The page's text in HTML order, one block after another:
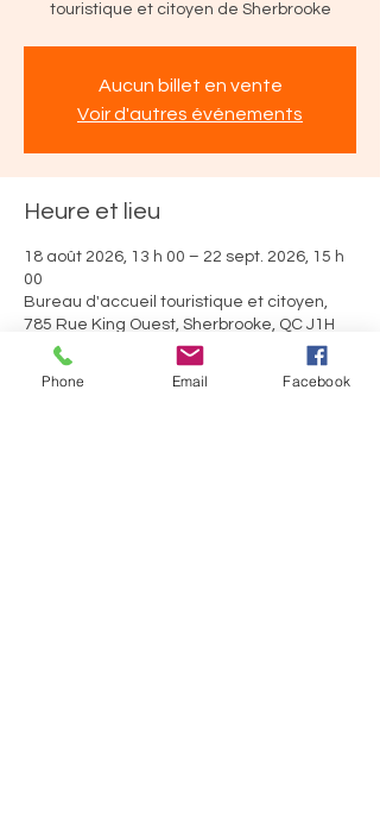
touristique et citoyen de Sherbrooke
Aucun billet en vente
Voir d'autres événements
Heure et lieu
18 août 2026, 13 h 00 – 22 sept. 2026, 15 h
00
Bureau d'accueil touristique et citoyen,
785 Rue King Ouest, Sherbrooke, QC J1H
1R8, Canada
Phone Email Facebook